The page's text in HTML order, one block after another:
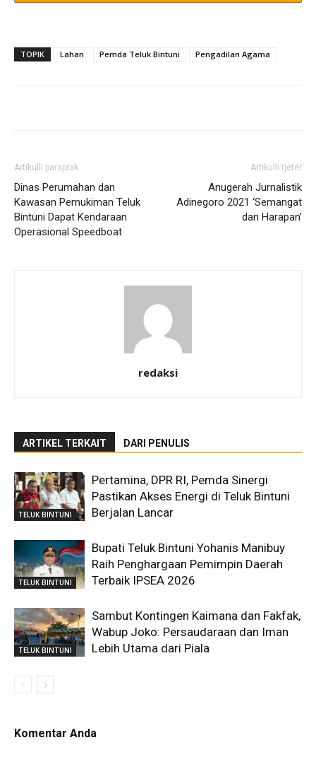
TOPIK Lahan Pemda Teluk Bintuni Pengadilan Agama
Artikulli paraprak
Dinas Perumahan dan
Kawasan Pemukiman Teluk
Bintuni Dapat Kendaraan
Operasional Speedboat
Artikulli tjetër
Anugerah Jurnalistik
Adinegoro 2021 ‘Semangat
dan Harapan’
redaksi
ARTIKEL TERKAIT DARI PENULIS
TELUK BINTUNI
Pertamina, DPR RI, Pemda Sinergi
Pastikan Akses Energi di Teluk Bintuni
Berjalan Lancar
TELUK BINTUNI
Bupati Teluk Bintuni Yohanis Manibuy
Raih Penghargaan Pemimpin Daerah
Terbaik IPSEA 2026
TELUK BINTUNI
Sambut Kontingen Kaimana dan Fakfak,
Wabup Joko: Persaudaraan dan Iman
Lebih Utama dari Piala
Komentar Anda